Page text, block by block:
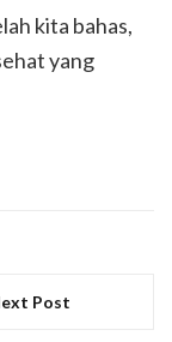
kita bahas,
yang
Post